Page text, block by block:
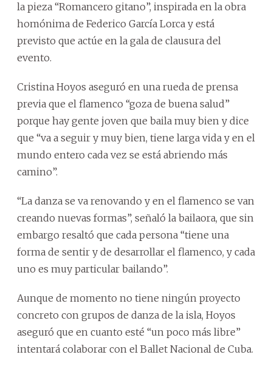
la pieza “Romancero gitano”, inspirada en la obra
homónima de Federico García Lorca y está
previsto que actúe en la gala de clausura del
evento.
Cristina Hoyos aseguró en una rueda de prensa
previa que el flamenco “goza de buena salud”
porque hay gente joven que baila muy bien y dice
que “va a seguir y muy bien, tiene larga vida y en el
mundo entero cada vez se está abriendo más
camino”.
“La danza se va renovando y en el flamenco se van
creando nuevas formas”, señaló la bailaora, que sin
embargo resaltó que cada persona “tiene una
forma de sentir y de desarrollar el flamenco, y cada
uno es muy particular bailando”.
Aunque de momento no tiene ningún proyecto
concreto con grupos de danza de la isla, Hoyos
aseguró que en cuanto esté “un poco más libre”
intentará colaborar con el Ballet Nacional de Cuba.